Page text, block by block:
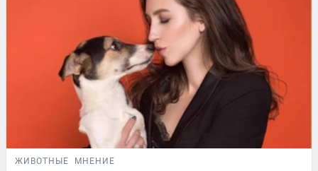
ЖИВОТНЫЕ МНЕНИЕ